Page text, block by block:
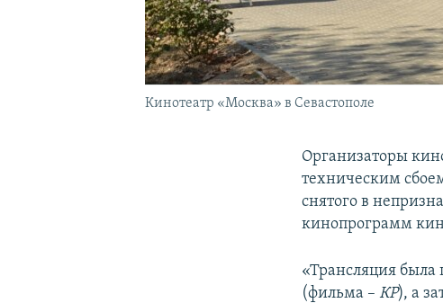
Кинотеатр «Москва» в Севастополе
Организаторы
техническим
снятого в
кинопрограмм
«Трансляция была
(фильма –КР), а